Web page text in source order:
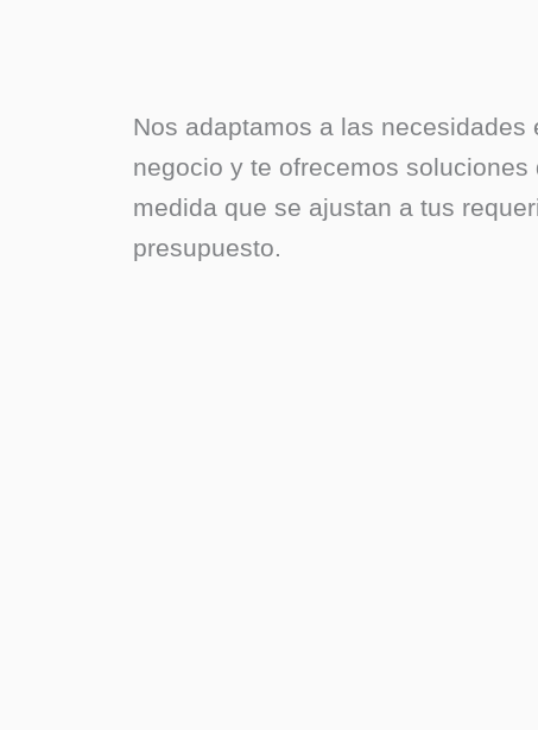
Nos adaptamos a las necesidades
negocio y te ofrecemos soluciones
medida que se ajustan a tus
presupuesto.